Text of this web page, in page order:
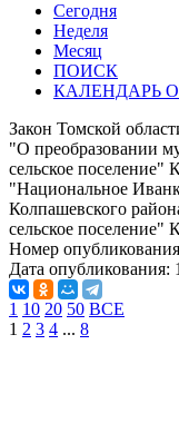
Сегодня
Неделя
Месяц
ПОИСК
КАЛЕНДАРЬ
Закон Томской
"О преобразовании
сельское поселение"
"Национальное
Колпашевского
сельское поселение"
Номер
Дата опубликования:
1 10 20 50 ВСЕ
1 2 3 4 ... 8